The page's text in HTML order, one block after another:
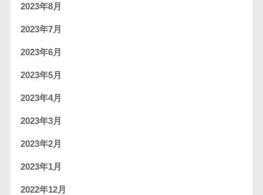
2023年8月
2023年7月
2023年6月
2023年5月
2023年4月
2023年3月
2023年2月
2023年1月
2022年12月